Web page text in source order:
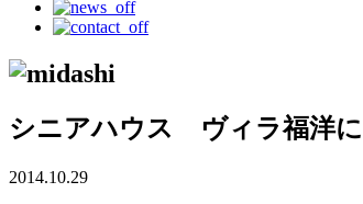
シニアハウス ヴィラ福洋
2014.10.29